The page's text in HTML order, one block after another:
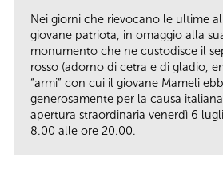
Nei giorni che rievocano le ultime
giovane patriota, in omaggio alla
monumento che ne custodisce il
rosso (adorno di cetra e di gladio,
“armi” con cui il giovane Mameli
generosamente per la causa
apertura straordinaria venerdì 6
8.00 alle ore 20.00.